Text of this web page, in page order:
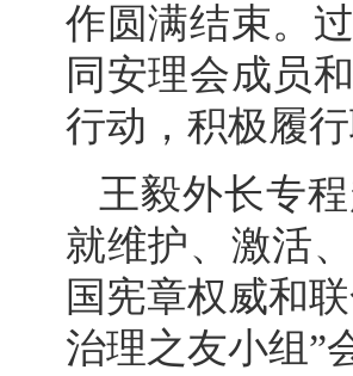
作圆满结束。
同安理会成员
行动，积极履
王毅外长专
就维护、激活
国宪章权威和
治理之友小组”